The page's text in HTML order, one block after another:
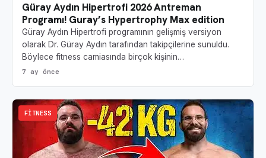
Güray Aydın Hipertrofi 2026 Antreman
Programı! Guray’s Hypertrophy Max edition
Güray Aydın Hipertrofi programının gelişmiş versiyon
olarak Dr. Güray Aydın tarafından takipçilerine sunuldu.
Böylece fitness camiasında birçok kişinin…
7 ay önce
FITNESS